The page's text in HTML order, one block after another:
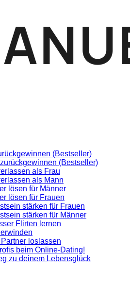
(Bestseller)
(Bestseller)
als Frau
als Mann
lösen für Männer
lösen für Frauen
stärken für Frauen
stärken für Männer
Flirten lernen
loslassen
beim Online-Dating!
zu deinem Lebensglück